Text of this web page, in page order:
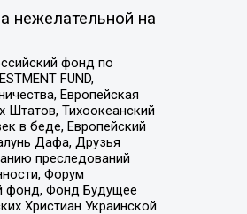
нежелательной на
фонд по
FUND,
Европейская
Тихоокеанский
в беде, Европейский
Дафа, Друзья
преследований
Форум
фонд, Фонд Будущее
Христиан Украинской